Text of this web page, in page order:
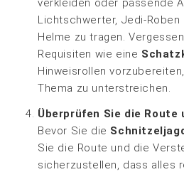
verkleiden oder passende
Lichtschwerter, Jedi-Roben
Helme zu tragen.
Requisiten wie eine
Hinweisrollen
Thema zu unterstreichen.
Überprüfen Sie die Route
Bevor Sie die
Sie die Route und die
sicherzustellen, dass alles